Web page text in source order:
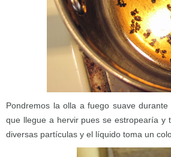
Pondremos la olla a fuego suave
que llegue a hervir pues se estropearía y
diversas partículas y el líquido toma un